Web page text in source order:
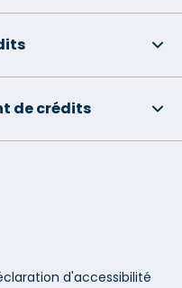
de crédits
d'accessibilité